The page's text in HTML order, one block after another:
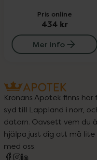
Pris online
434 kr
Mer info
Kronans Apotek finns här
syd till Lappland i norr,
datorn. Oavsett vem du
hjälpa just dig att må
med oss.